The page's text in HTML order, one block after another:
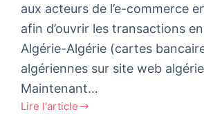
aux acteurs de l’e-commerce
afin d’ouvrir les transactions
Algérie-Algérie (cartes
algériennes sur site web
Maintenant…
Lire l'article
#algeria20